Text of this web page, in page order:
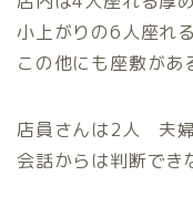
小上がりの6人座れ
この他にも座敷があ
店員さんは2人 夫
会話からは判断でき